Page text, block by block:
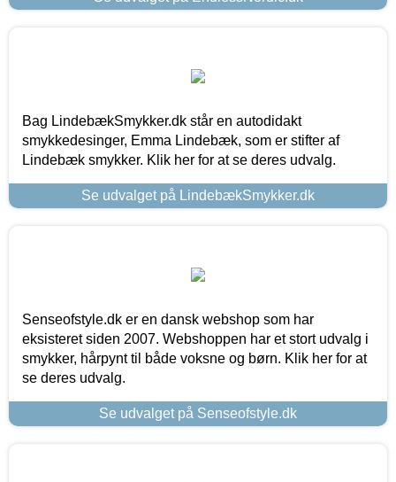
Bag LindebækSmykker.dk står en autodidakt
smykkedesinger, Emma Lindebæk, som er stifter af
Lindebæk smykker. Klik her for at se deres udvalg.
Se udvalget på LindebækSmykker.dk
Senseofstyle.dk er en dansk webshop som har
eksisteret siden 2007. Webshoppen har et stort udvalg i
smykker, hårpynt til både voksne og børn. Klik her for at
se deres udvalg.
Se udvalget på Senseofstyle.dk